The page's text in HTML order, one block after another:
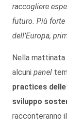
raccogliere
futuro. Più
dell’Europa,
Nella mattinata
alcuni panel
practices
sviluppo
racconteranno